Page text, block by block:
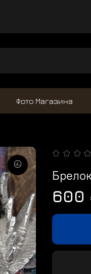
Фото Магазина
600